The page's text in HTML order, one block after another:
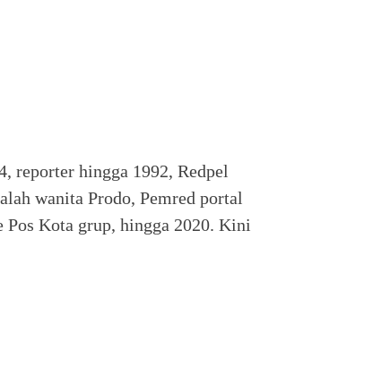
reporter hingga 1992, Redpel
wanita Prodo, Pemred portal
Kota grup, hingga 2020. Kini